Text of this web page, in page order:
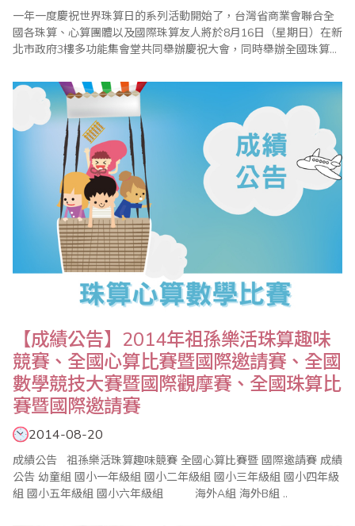
一年一度慶祝世界珠算日的系列活動開始了，台灣省商業會聯合全
國各珠算、心算團體以及國際珠算友人將於8月16日（星期日）在新
北市政府3樓多功能集會堂共同舉辦慶祝大會，同時舉辦全國珠算比
暨國際觀摩賽、祖孫樂活珠算趣味競賽等系列活動，歡迎踴躍報名
參加。 ＊20..
【成績公告】2014年祖孫樂活珠算趣味
競賽、全國心算比賽暨國際邀請賽、全國
數學競技大賽暨國際觀摩賽、全國珠算比
賽暨國際邀請賽
2014-08-20
成績公告 祖孫樂活珠算趣味競賽 全國心算比賽暨 國際邀請賽 成績
公告 幼童組 國小一年級組 國小二年級組 國小三年級組 國小四年級
組 國小五年級組 國小六年級組 海外A組 海外B組 ..